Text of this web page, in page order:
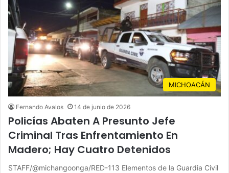
MICHOACÁN
Fernando Avalos 14 de junio de 2026
Policías Abaten A Presunto Jefe
Criminal Tras Enfrentamiento En
Madero; Hay Cuatro Detenidos
STAFF/@michangoonga/RED-113 Elementos de la Guardia Civil